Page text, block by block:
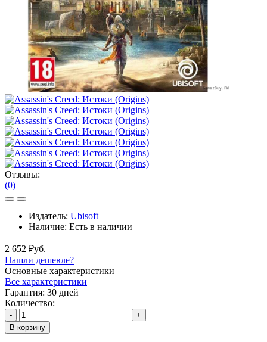
Отзывы:
(0)
Издатель: Ubisoft
Наличие: Есть в наличии
2 652 ₽уб.
Нашли дешевле?
Основные характеристики
Все характеристики
Гарантия: 30 дней
Количество:
-
+
В корзину